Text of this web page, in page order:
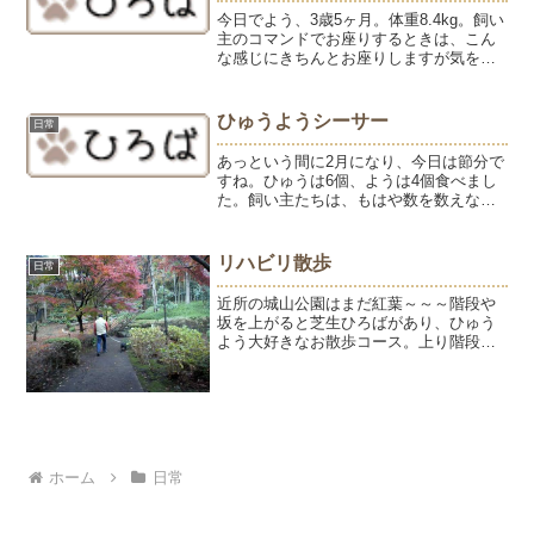
今日でよう、3歳5ヶ月。体重8.4kg。飼い
主のコマンドでお座りするときは、こん
な感じにきちんとお座りしますが気を抜
けど、フレブルはこの座り方する子が多
い気がします。
日常 ひゅうようシーサー
あっという間に2月になり、今日は節分で
すね。ひゅうは6個、ようは4個食べまし
た。飼い主たちは、もはや数を数えなが
てます。ようシーサー。モデルのようち
ゃん。み、耳が大きす...
日常 リハビリ散歩
近所の城山公園はまだ紅葉～～～階段や
坂を上がると芝生ひろばがあり、ひゅう
よう大好きなお散歩コース。上り階段は
ホーム 日常